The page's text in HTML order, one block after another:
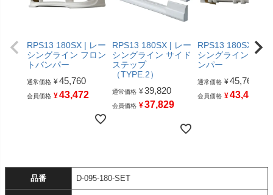
RPS13 180SX | レー
シングライン フロン
トバンパー
通常価格 ¥45,760
会員価格 ¥43,472
RPS13 180SX | レー
シングライン サイド
ステップ
（TYPE.2）
通常価格 ¥39,820
会員価格 ¥37,829
RPS13 180SX | レ
シングライン リア
ンパー
通常価格 ¥45,760
会員価格 ¥43,472
品番 D-095-180-SET